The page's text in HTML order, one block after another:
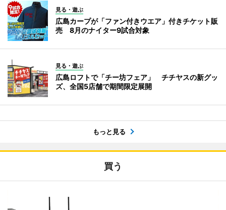
見る・遊ぶ
広島カープが「ファン付きウエア」付きチケット販
売 8月のナイター9試合対象
見る・遊ぶ
広島ロフトで「チー坊フェア」 チチヤスの新グッ
ズ、全国5店舗で期間限定展開
もっと見る
買う